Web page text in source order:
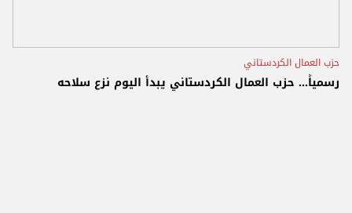
حزب العمال الكردستاني
رسمياً... حزب العمال الكردستاني يبدأ اليوم نزع سلاحه ‏